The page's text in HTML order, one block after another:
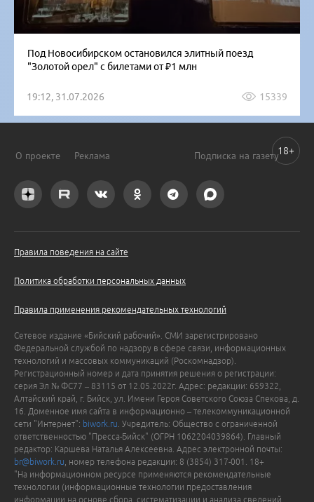
Под Новосибирском остановился элитный поезд
"Золотой орел" с билетами от ₽1 млн
19:12, 31.07.2026 15339
О проекте Реклама Подписка на газету
Правила поведения на сайте
Политика обработки персональных данных
Правила применения рекомендательных технологий
Сетевое издание «Бийский рабочий». СМИ зарегистрировано
Федеральной службой по надзору в сфере связи, информационных
технологий и массовых коммуникаций (Роскомнадзор).
Регистрационный номер и дата принятия решения о регистрации:
серия Эл № ФС77 – 83115 от 12.05.2022г. Адрес: редакции: 659322,
Алтайский край, г. Бийск, ул. Имени Героя Советского Союза Спекова, д.
16. Доменное имя сайта в информационно – телекоммуникационной
сети "Интернет": biwork.ru . Учредитель: Общество с ограниченной
ответственностью "Пресса-Бийск" (ОГРН 1062204039864). Главный
редактор: Каршева Наталья Алексеевна. Адрес электронной почты:
br@biwork.ru , номер телефона редакции: 8 (3854) 317-001. 18+
"На информационном ресурсе применяются рекомендательные
технологии (информационные технологии предоставления
информации на основе сбора, систематизации и анализа сведений,
18+